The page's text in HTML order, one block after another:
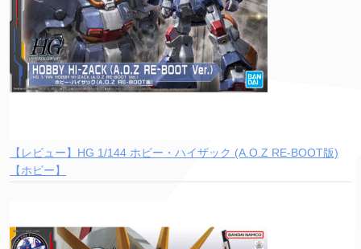
【レビュー】HG 1/144 ホビー・ハイザック (A.O.Z RE-BOOT版)
【ホビー】